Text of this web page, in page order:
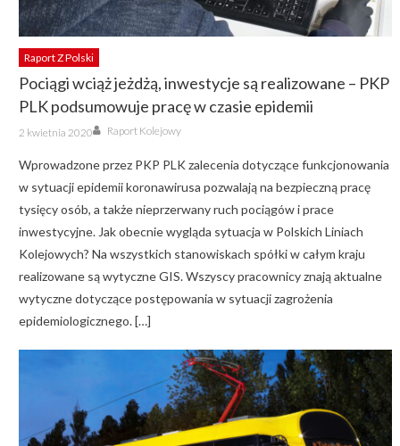
Raport Z Polski
Pociągi wciąż jeżdżą, inwestycje są realizowane – PKP
PLK podsumowuje pracę w czasie epidemii
Posted
on
2 kwietnia 2020 Author
Raport Kolejowy
Wprowadzone przez PKP PLK zalecenia dotyczące funkcjonowania
w sytuacji epidemii koronawirusa pozwalają na bezpieczną pracę
tysięcy osób, a także nieprzerwany ruch pociągów i prace
inwestycyjne. Jak obecnie wygląda sytuacja w Polskich Liniach
Kolejowych? Na wszystkich stanowiskach spółki w całym kraju
realizowane są wytyczne GIS. Wszyscy pracownicy znają aktualne
wytyczne dotyczące postępowania w sytuacji zagrożenia
epidemiologicznego. […]